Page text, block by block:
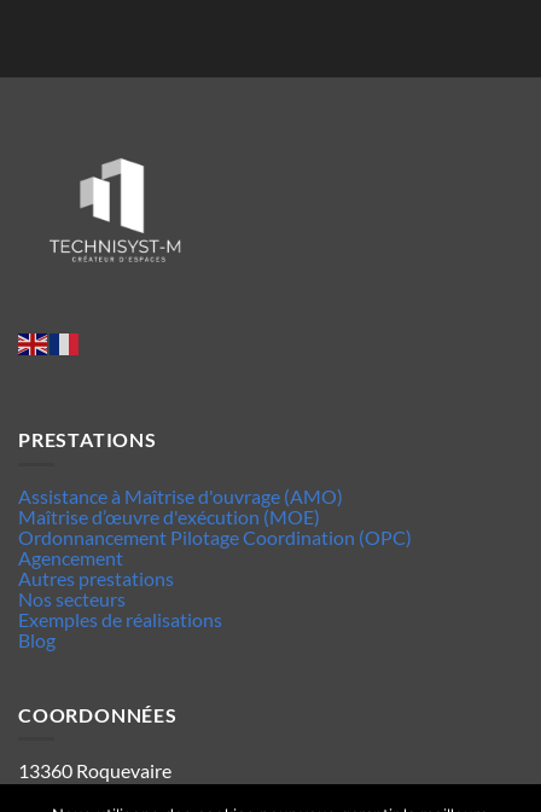
PRESTATIONS
Assistance à Maîtrise d'ouvrage (AMO)
Maîtrise d’œuvre d'exécution (MOE)
Ordonnancement Pilotage Coordination (OPC)
Agencement
Autres prestations
Nos secteurs
Exemples de réalisations
Blog
COORDONNÉES
13360 Roquevaire
Tel : 06.63.70.62.44